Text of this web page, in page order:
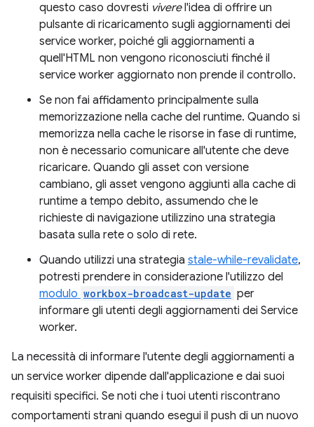
questo caso dovresti viverel'idea di offrire un
pulsante di ricaricamento sugli aggiornamenti dei
service worker, poiché gli aggiornamenti a
quell'HTML non vengono riconosciuti finché il
service worker aggiornato non prende il controllo.
Se non fai affidamento principalmente sulla
memorizzazione nella cache del runtime. Quando si
memorizza nella cache le risorse in fase di runtime,
non è necessario comunicare all'utente che deve
ricaricare. Quando gli asset con versione
cambiano, gli asset vengono aggiunti alla cache di
runtime a tempo debito, assumendo che le
richieste di navigazione utilizzino una strategia
basata sulla rete o solo di rete.
Quando utilizzi una strategia stale-while-revalidate,
potresti prendere in considerazione l'utilizzo del
modulo workbox-broadcast-update per
informare gli utenti degli aggiornamenti dei Service
worker.
La necessità di informare l'utente degli aggiornamenti a
un service worker dipende dall'applicazione e dai suoi
requisiti specifici. Se noti che i tuoi utenti riscontrano
comportamenti strani quando esegui il push di un nuovo